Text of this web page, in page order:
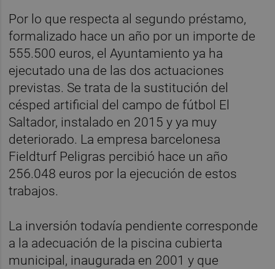
Por lo que respecta al segundo préstamo,
formalizado hace un año por un importe de
555.500 euros, el Ayuntamiento ya ha
ejecutado una de las dos actuaciones
previstas. Se trata de la sustitución del
césped artificial del campo de fútbol El
Saltador, instalado en 2015 y ya muy
deteriorado. La empresa barcelonesa
Fieldturf Peligras percibió hace un año
256.048 euros por la ejecución de estos
trabajos.
La inversión todavía pendiente corresponde
a la adecuación de la piscina cubierta
municipal, inaugurada en 2001 y que